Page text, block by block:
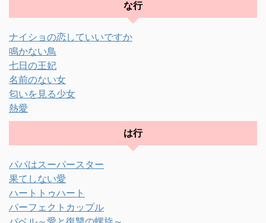
な行
ナイショの恋していいですか
鳴かない鳥
七日の王妃
名前のない女
匂いを見る少女
熱愛
は行
パパはスーパースター
果てしない愛
ハートトゥハート
パーフェクトカップル